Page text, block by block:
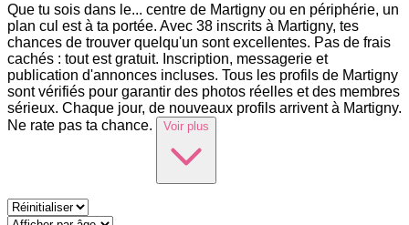
Que tu sois dans le... centre de Martigny ou en périphérie, un
plan cul est à ta portée. Avec 38 inscrits à Martigny, tes
chances de trouver quelqu'un sont excellentes. Pas de frais
cachés : tout est gratuit. Inscription, messagerie et
publication d'annonces incluses. Tous les profils de Martigny
sont vérifiés pour garantir des photos réelles et des membres
sérieux. Chaque jour, de nouveaux profils arrivent à Martigny.
Ne rate pas ta chance.
Voir plus